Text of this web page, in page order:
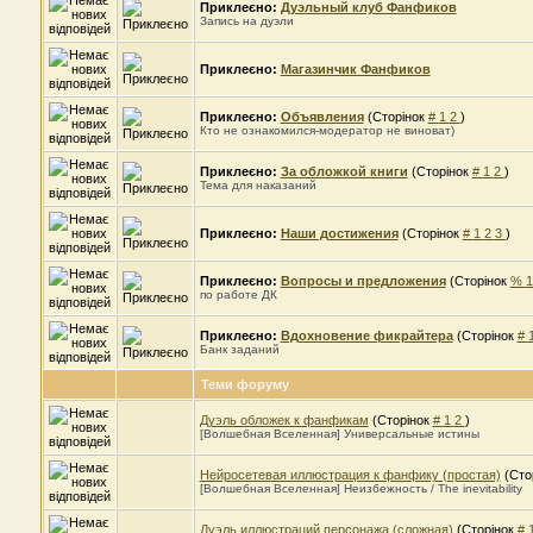
Приклеєно: Дуэльный клуб Фанфиков
Запись на дуэли
Приклеєно: Магазинчик Фанфиков
Приклеєно: Объявления (Сторінок # 1 2 )
Кто не ознакомился-модератор не виноват)
Приклеєно: За обложкой книги (Сторінок # 1 2 )
Тема для наказаний
Приклеєно: Наши достижения (Сторінок # 1 2 3 )
Приклеєно: Вопросы и предложения (Сторінок %
по работе ДК
Приклеєно: Вдохновение фикрайтера (Сторінок #
Банк заданий
Теми форуму
Дуэль обложек к фанфикам (Сторінок # 1 2 )
[Волшебная Вселенная] Универсальные истины
Нейросетевая иллюстрация к фанфику (простая)
[Волшебная Вселенная] Неизбежность / The inevitability
Дуэль иллюстраций персонажа (сложная) (Сторінок #